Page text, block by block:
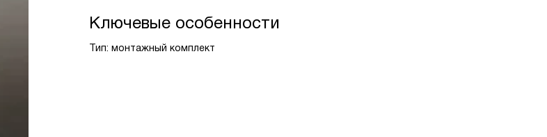
Ключевые особенности
Тип: монтажный комплект